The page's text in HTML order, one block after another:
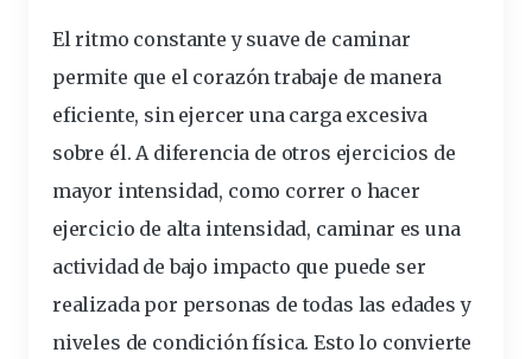
El ritmo constante y suave de caminar
permite que el corazón trabaje de manera
eficiente, sin ejercer una carga excesiva
sobre él. A diferencia de otros ejercicios de
mayor intensidad, como correr o hacer
ejercicio de alta intensidad, caminar es una
actividad de bajo impacto que puede ser
realizada por personas de todas las edades y
niveles de condición física. Esto lo convierte